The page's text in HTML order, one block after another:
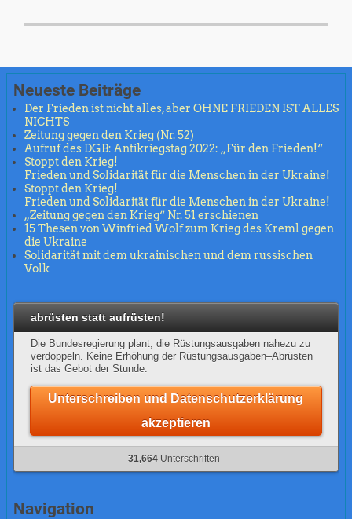
Neueste Beiträge
Der Frieden ist nicht alles, aber OHNE FRIEDEN IST ALLES
NICHTS
Zeitung gegen den Krieg (Nr. 52)
Aufruf des DGB: Antikriegstag 2022: „Für den Frieden!“
Stoppt den Krieg!
Frieden und Solidarität für die Menschen in der Ukraine!
Stoppt den Krieg!
Frieden und Solidarität für die Menschen in der Ukraine!
„Zeitung gegen den Krieg“ Nr. 51 erschienen
15 Thesen von Winfried Wolf zum Krieg des Kreml gegen
die Ukraine
Solidarität mit dem ukrainischen und dem russischen
Volk
abrüsten statt aufrüsten!
Die Bundesregierung plant, die Rüstungsausgaben nahezu zu
verdoppeln. Keine Erhöhung der Rüstungsausgaben–Abrüsten
ist das Gebot der Stunde.
Unterschreiben und Datenschutzerklärung
akzeptieren
31,664 Unterschriften
Navigation